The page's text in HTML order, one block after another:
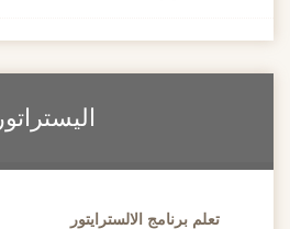
اليستراتور
تعلم برنامج الالسترايتور